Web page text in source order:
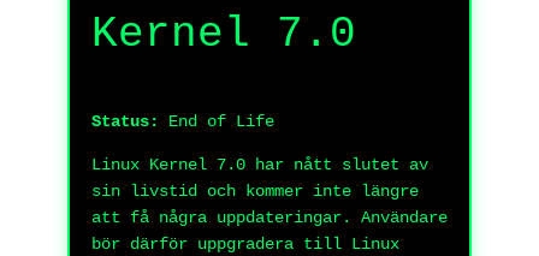
Kernel 7.0
Status: End of Life
Linux Kernel 7.0 har nått slutet av
sin livstid och kommer inte längre
att få några uppdateringar. Användare
bör därför uppgradera till Linux